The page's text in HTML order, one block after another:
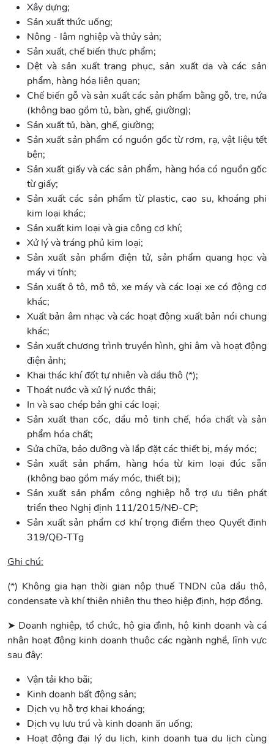
Xây dựng;
Sản xuất thức uống;
Nông - lâm nghiệp và thủy sản;
Sản xuất, chế biến thực phẩm;
Dệt và sản xuất trang phục, sản xuất da và các sản
phẩm, hàng hóa liên quan;
Chế biến gỗ và sản xuất các sản phẩm bằng gỗ, tre, nứa
(không bao gồm tủ, bàn, ghế, giường);
Sản xuất tủ, bàn, ghế, giường;
Sản xuất sản phẩm có nguồn gốc từ rơm, rạ, vật liệu tết
bện;
Sản xuất giấy và các sản phẩm, hàng hóa có nguồn gốc
từ giấy;
Sản xuất các sản phẩm từ plastic, cao su, khoáng phi
kim loại khác;
Sản xuất kim loại và gia công cơ khí;
Xử lý và tráng phủ kim loại;
Sản xuất sản phẩm điện tử, sản phẩm quang học và
máy vi tính;
Sản xuất ô tô, mô tô, xe máy và các loại xe có động cơ
khác;
Xuất bản âm nhạc và các hoạt động xuất bản nói chung
khác;
Sản xuất chương trình truyền hình, ghi âm và hoạt động
điện ảnh;
Khai thác khí đốt tự nhiên và dầu thô (*);
Thoát nước và xử lý nước thải;
In và sao chép bản ghi các loại;
Sản xuất than cốc, dầu mỏ tinh chế, hóa chất và sản
phẩm hóa chất;
Sửa chữa, bảo dưỡng và lắp đặt các thiết bị, máy móc;
Sản xuất sản phẩm, hàng hóa từ kim loại đúc sẵn
(không bao gồm máy móc, thiết bị);
Sản xuất sản phẩm công nghiệp hỗ trợ ưu tiên phát
triển theo Nghị định 111/2015/NĐ-CP;
Sản xuất sản phẩm cơ khí trọng điểm theo Quyết định
319/QĐ-TTg
Ghi chú:
(*) Không gia hạn thời gian nộp thuế TNDN của dầu thô,
condensate và khí thiên nhiên thu theo hiệp định, hợp đồng.
➤ Doanh nghiệp, tổ chức, hộ gia đình, hộ kinh doanh và cá
nhân hoạt động kinh doanh thuộc các ngành nghề, lĩnh vực
sau đây:
Vận tải kho bãi;
Kinh doanh bất động sản;
Dịch vụ hỗ trợ khai khoáng;
Dịch vụ lưu trú và kinh doanh ăn uống;
Hoạt động đại lý du lịch, kinh doanh tua du lịch cùng